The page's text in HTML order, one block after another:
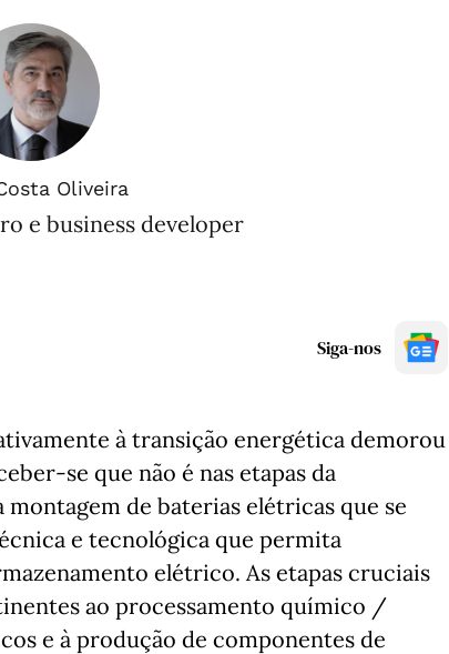
Oliveira
e business developer
Siga-nos
à transição energética demorou
se que não é nas etapas da
de baterias elétricas que se
e tecnológica que permita
elétrico. As etapas cruciais
ao processamento químico /
e à produção de componentes de